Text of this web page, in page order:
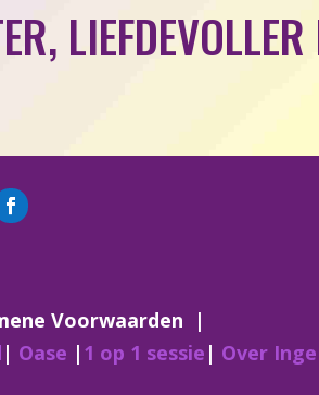
LIEFDEVOLLER
Voorwaarden |
| Oase | 1 op 1 sessie | Over Inge